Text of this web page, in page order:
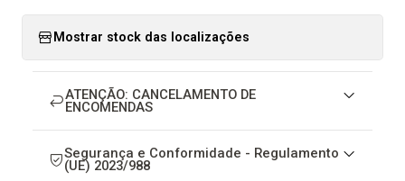
Mostrar stock das localizações
ATENÇÃO: CANCELAMENTO DE
ENCOMENDAS
Segurança e Conformidade - Regulamento
(UE) 2023/988